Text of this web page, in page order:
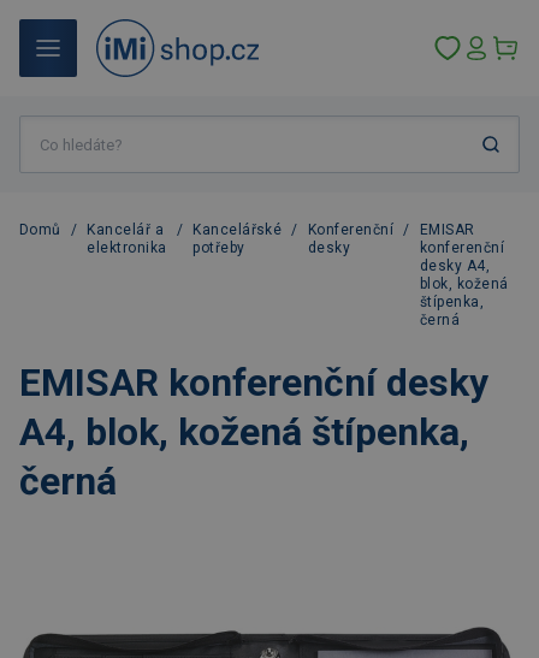
Domů /
Kancelář a
elektronika
/
Kancelářské
potřeby
/
Konferenční
desky
/
EMISAR
konferenční
desky A4,
blok, kožená
štípenka,
černá
EMISAR konferenční desky
A4, blok, kožená štípenka,
černá